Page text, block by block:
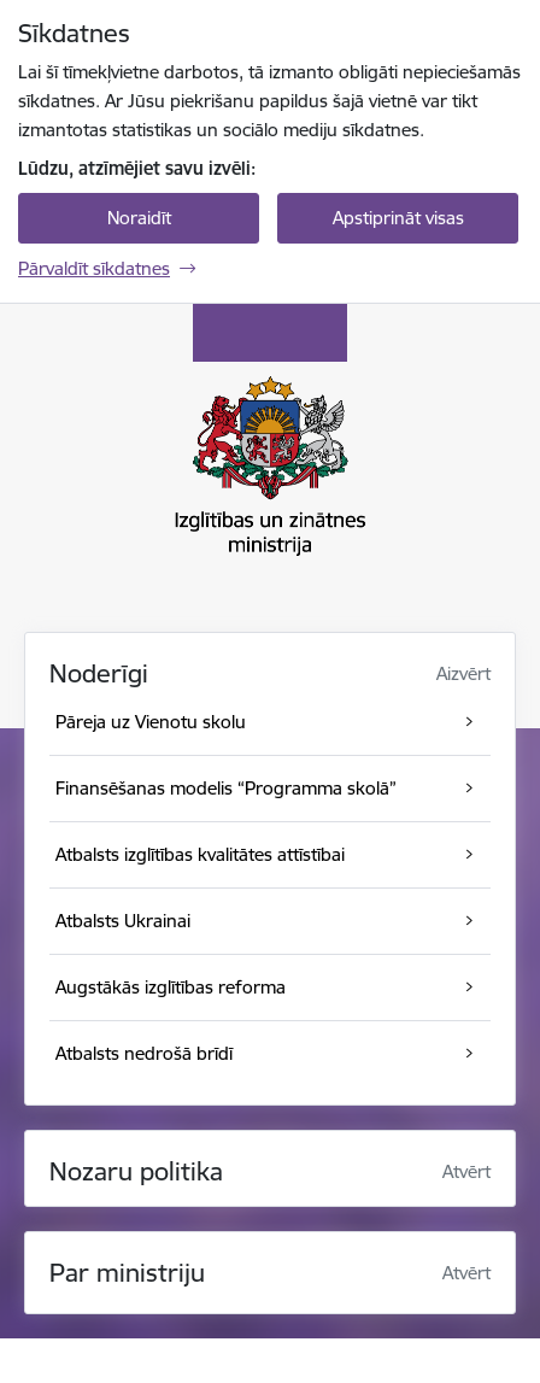
Sīkdatnes
Lai šī tīmekļvietne darbotos, tā izmanto obligāti nepieciešamās
sīkdatnes. Ar Jūsu piekrišanu papildus šajā vietnē var tikt
izmantotas statistikas un sociālo mediju sīkdatnes.
Lūdzu, atzīmējiet savu izvēli:
Noraidīt Apstiprināt visas
Pārvaldīt sīkdatnes
Noderīgi Aizvērt
Pāreja uz Vienotu skolu
Finansēšanas modelis “Programma skolā”
Atbalsts izglītības kvalitātes attīstībai
Atbalsts Ukrainai
Augstākās izglītības reforma
Atbalsts nedrošā brīdī
Nozaru politika Atvērt
Par ministriju Atvērt